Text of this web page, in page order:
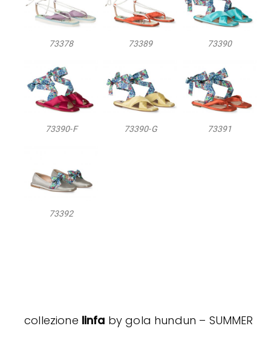
73378 73389 73390
73390-F 73390-G 73391
73392
collezione linfa by gola hundun – SUMMER